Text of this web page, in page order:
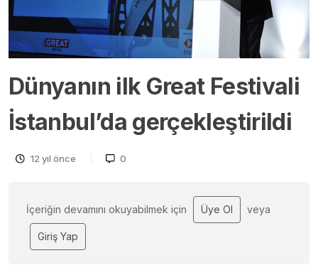
Dünyanın ilk Great Festivali
İstanbul’da gerçekleştirildi
12 yıl önce 0
İçeriğin devamını okuyabilmek için Üye Ol veya
Giriş Yap